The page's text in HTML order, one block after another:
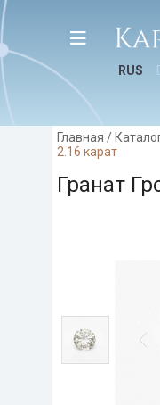
RUS
Главная /
2.16 карат
Гранат